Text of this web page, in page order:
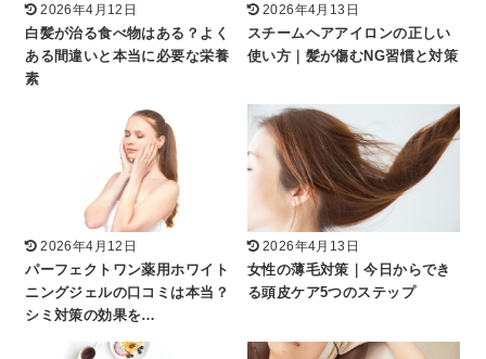
2026年4月12日
白髪が治る食べ物はある？よく
ある間違いと本当に必要な栄養
素
2026年4月13日
スチームヘアアイロンの正しい
使い方｜髪が傷むNG習慣と対策
2026年4月12日
パーフェクトワン薬用ホワイト
ニングジェルの口コミは本当？
シミ対策の効果を…
2026年4月13日
女性の薄毛対策｜今日からでき
る頭皮ケア5つのステップ